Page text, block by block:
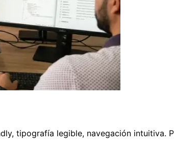
tipografía legible, navegación intuitiva.